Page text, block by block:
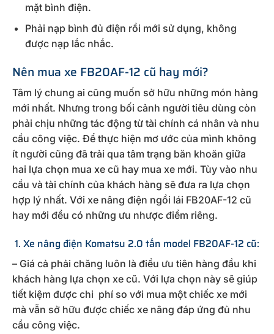
mặt bình điện.
Phải nạp bình đủ điện rồi mới sử dụng, không
được nạp lắc nhắc.
Nên mua xe FB20AF-12 cũ hay mới?
Tâm lý chung ai cũng muốn sở hữu những món hàng
mới nhất. Nhưng trong bối cảnh người tiêu dùng còn
phải chịu những tác động từ tài chính cá nhân và nhu
cầu công việc. Để thực hiện mơ ước của mình không
ít người cũng đã trải qua tâm trạng băn khoăn giữa
hai lựa chọn mua xe cũ hay mua xe mới. Tùy vào nhu
cầu và tài chính của khách hàng sẽ đưa ra lựa chọn
hợp lý nhất. Với xe nâng điện ngồi lái FB20AF-12 cũ
hay mới đều có những ưu nhược điểm riêng.
1. Xe nâng điện Komatsu 2.0 tấn model FB20AF-12 cũ:
– Giá cả phải chăng luôn là điều ưu tiên hàng đầu khi
khách hàng lựa chọn xe cũ. Với lựa chọn này sẽ giúp
tiết kiệm được chi phí so với mua một chiếc xe mới
mà vẫn sở hữu được chiếc xe nâng đáp ứng đủ nhu
cầu công việc.